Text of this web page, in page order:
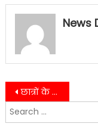
News
Post
छात्रों के प्रोत्साहन, मिड-डे मील की गुणवत्ता और शिक्षकों के व्यवहार पर विशेष फोकस, डिजिटल मॉनिटरिंग से होगी शिक्षा व्यवस्था की निगरानी
Search
for: